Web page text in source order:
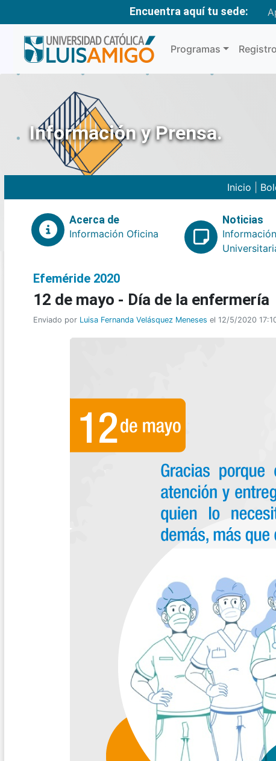
Encuentra aquí tu sede:
Programas
Información y Prensa.
Inicio
Acerca de
Información Oficina
Noticias
Información
Efeméride 2020
12 de mayo - Día de la enfermería
Enviado por Luisa Fernanda Velásquez Meneses el 12/5/2020